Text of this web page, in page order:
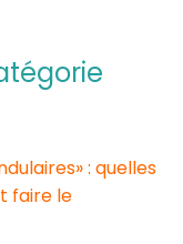
: quelles
faire le